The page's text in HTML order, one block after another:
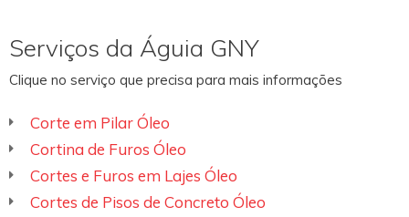
Serviços da Águia GNY
Clique no serviço que precisa para mais informações
Corte em Pilar Óleo
Cortina de Furos Óleo
Cortes e Furos em Lajes Óleo
Cortes de Pisos de Concreto Óleo